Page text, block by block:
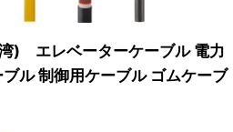
) エレベーターケーブル 電力
ル 制御用ケーブル ゴムケーブ